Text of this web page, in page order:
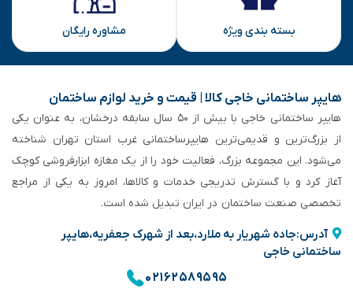
بسته بندی ویژه مشاوره رایگان
هایپر ساختمانی خاجی‌ کالا | قیمت و خرید لوازم ساختمان
هایپر ساختمانی خاجی‌ با بیش از ۵۰ سال سابقه‌ درخشان، به عنوان یکی
از بزرگ‌ترین و قدیمی‌ترین هایپرساختمانی‌ غرب استان تهران شناخته
می‌شود. این مجموعه بزرگ، فعالیت خود را از یک مغازه ابزارفروشی کوچک
آغاز کرد و با گسترش تدریجی خدمات و کالاها، امروز به یکی از مراجع
تخصصی صنعت ساختمان در ایران تبدیل شده است.
آدرس:جاده شهریار به ملارد،بعد از شهرک جعفریه،هایپر
ساختمانی خاجی
۰۲۱۶۲۵۸۹۵۹۵